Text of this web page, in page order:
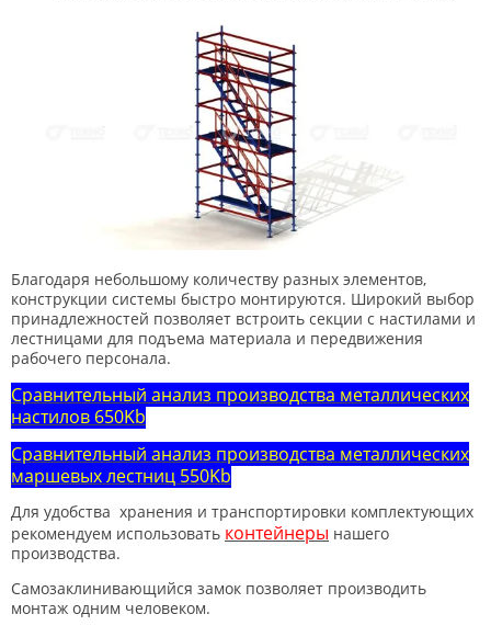
Благодаря небольшому количеству разных элементов,
конструкции системы быстро монтируются. Широкий выбор
принадлежностей позволяет встроить секции с настилами и
лестницами для подъема материала и передвижения
рабочего персонала.
Сравнительный анализ производства металлических
настилов 650Kb
Сравнительный анализ производства металлических
маршевых лестниц 550Kb
Для удобства хранения и транспортировки комплектующих
рекомендуем использовать контейнеры нашего
производства.
Самозаклинивающийся замок позволяет производить
монтаж одним человеком.